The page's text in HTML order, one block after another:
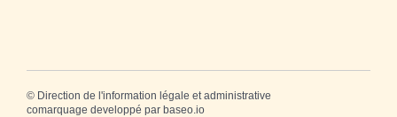
© Direction de l'information légale et administrative
comarquage developpé par baseo.io